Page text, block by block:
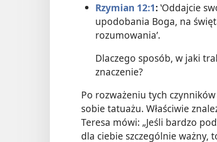
Rzymian 12:1:‛Oddajcie
upodobania Boga, na
rozumowania’.
Dlaczego sposób, w jaki
znaczenie?
Po rozważeniu tych
sobie tatuażu. Właściwie
Teresa mówi: „Jeśli bardzo
dla ciebie szczególnie ważny,